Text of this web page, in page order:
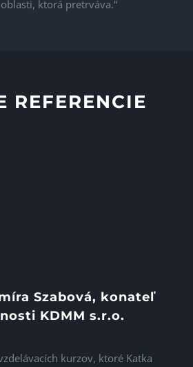
ktorá pretrváva.“
REFERENCIE
Szabová, konateľ
KDMM s.r.o.
kurzov, ktoré Katka